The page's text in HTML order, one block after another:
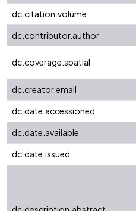
dc.citation.volume
dc.contributor.author
dc.coverage.spatial
dc.creator.email
dc.date.accessioned
dc.date.available
dc.date.issued